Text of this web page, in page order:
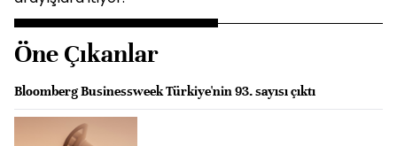
Öne Çıkanlar
Bloomberg Businessweek Türkiye'nin 93. sayısı çıktı